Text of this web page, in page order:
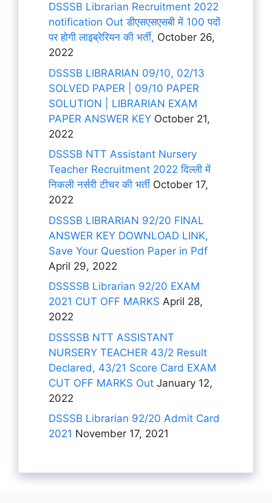
DSSSB Librarian Recruitment 2022
notification Out डीएसएसएसबी में 100 पदों
पर होगी लाइब्रेरियन की भर्ती, October 26,
2022
DSSSB LIBRARIAN 09/10, 02/13
SOLVED PAPER | 09/10 PAPER
SOLUTION | LIBRARIAN EXAM
PAPER ANSWER KEY October 21,
2022
DSSSB NTT Assistant Nursery
Teacher Recruitment 2022 दिल्ली में
निकली नर्सरी टीचर की भर्ती October 17,
2022
DSSSB LIBRARIAN 92/20 FINAL
ANSWER KEY DOWNLOAD LINK,
Save Your Question Paper in Pdf
April 29, 2022
DSSSSB Librarian 92/20 EXAM
2021 CUT OFF MARKS April 28,
2022
DSSSSB NTT ASSISTANT
NURSERY TEACHER 43/2 Result
Declared, 43/21 Score Card EXAM
CUT OFF MARKS Out January 12,
2022
DSSSB Librarian 92/20 Admit Card
2021 November 17, 2021